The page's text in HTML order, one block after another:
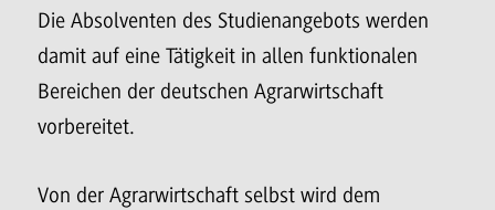
Die Absolventen des Studienangebots werden
damit auf eine Tätigkeit in allen funktionalen
Bereichen der deutschen Agrarwirtschaft
vorbereitet.
Von der Agrarwirtschaft selbst wird dem